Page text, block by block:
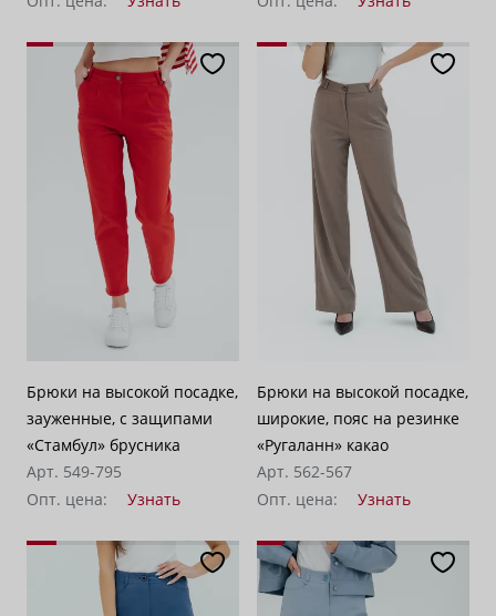
Брюки на высокой посадке,
зауженные, с защипами
«Стамбул» брусника
Арт. 549-795
Опт. цена:
Узнать
Брюки на высокой посадке,
широкие, пояс на резинке
«Ругаланн» какао
Арт. 562-567
Опт. цена:
Узнать